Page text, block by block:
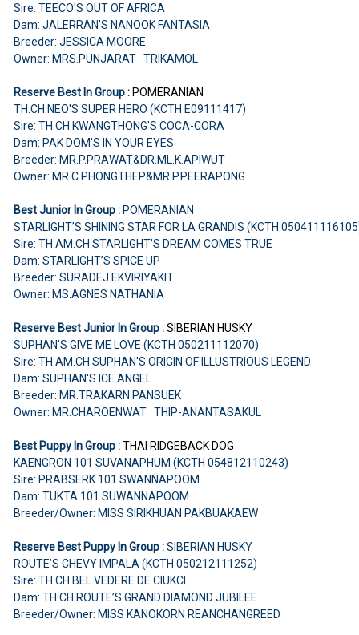
Sire: TEECO'S OUT OF AFRICA
Dam: JALERRAN'S NANOOK FANTASIA
Breeder: JESSICA MOORE
Owner: MRS.PUNJARAT TRIKAMOL
Reserve Best In Group :POMERANIAN
TH.CH.NEO'S SUPER HERO (KCTH E09111417)
Sire: TH.CH.KWANGTHONG'S COCA-CORA
Dam: PAK DOM'S IN YOUR EYES
Breeder: MR.P.PRAWAT&DR.ML.K.APIWUT
Owner: MR.C.PHONGTHEP&MR.P.PEERAPONG
Best Junior In Group :POMERANIAN
STARLIGHT’S SHINING STAR FOR LA GRANDIS (KCTH
Sire: TH.AM.CH.STARLIGHT’S DREAM COMES TRUE
Dam: STARLIGHT’S SPICE UP
Breeder: SURADEJ EKVIRIYAKIT
Owner: MS.AGNES NATHANIA
Reserve Best Junior In Group :SIBERIAN HUSKY
SUPHAN'S GIVE ME LOVE (KCTH 050211112070)
Sire: TH.AM.CH.SUPHAN'S ORIGIN OF ILLUSTRIOUS LEGEND
Dam: SUPHAN'S ICE ANGEL
Breeder: MR.TRAKARN PANSUEK
Owner: MR.CHAROENWAT THIP-ANANTASAKUL
Best Puppy In Group :THAI RIDGEBACK DOG
KAENGRON 101 SUVANAPHUM (KCTH 054812110243)
Sire: PRABSERK 101 SWANNAPOOM
Dam: TUKTA 101 SUWANNAPOOM
Breeder/Owner: MISS SIRIKHUAN PAKBUAKAEW
Reserve Best Puppy In Group :SIBERIAN HUSKY
ROUTE’S CHEVY IMPALA (KCTH 050212111252)
Sire: TH.CH.BEL VEDERE DE CIUKCI
Dam: TH.CH.ROUTE’S GRAND DIAMOND JUBILEE
Breeder/Owner: MISS KANOKORN REANCHANGREED